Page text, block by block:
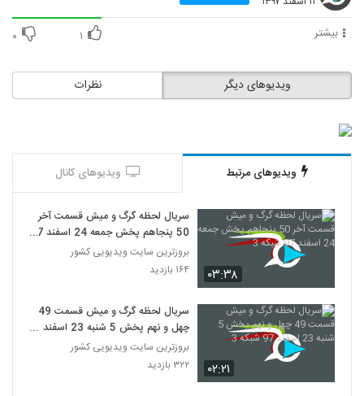
بیشتر ۱ ۰
نظرات ویدیوهای دیگر
ویدیوهای مرتبط ویدیوهای کانال
۰۳:۳۸
سریال لحظه گرگ و میش قسمت آخر
50 پنجاهم پخش جمعه 24 اسفند 97
شبکه 3
بروزترین سایت ویدیویی کشور
۱۶۴ بازدید
۰۲:۲۱
سریال لحظه گرگ و میش قسمت 49
چهل و نهم پخش 5 شنبه 23 اسفند
97 شبکه 3
بروزترین سایت ویدیویی کشور
۳۲۲ بازدید